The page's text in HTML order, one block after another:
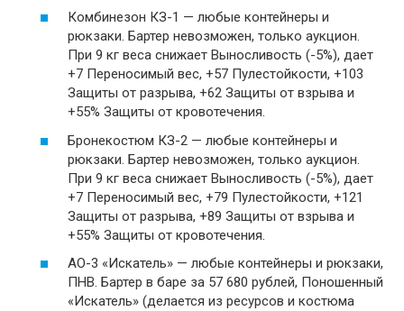
Комбинезон КЗ-1 — любые контейнеры и
рюкзаки. Бартер невозможен, только аукцион.
При 9 кг веса снижает Выносливость (-5%), дает
+7 Переносимый вес, +57 Пулестойкости, +103
Защиты от разрыва, +62 Защиты от взрыва и
+55% Защиты от кровотечения.
Бронекостюм КЗ-2 — любые контейнеры и
рюкзаки. Бартер невозможен, только аукцион.
При 9 кг веса снижает Выносливость (-5%), дает
+7 Переносимый вес, +79 Пулестойкости, +121
Защиты от разрыва, +89 Защиты от взрыва и
+55% Защиты от кровотечения.
АО-3 «Искатель» — любые контейнеры и рюкзаки,
ПНВ. Бартер в баре за 57 680 рублей, Поношенный
«Искатель» (делается из ресурсов и костюма